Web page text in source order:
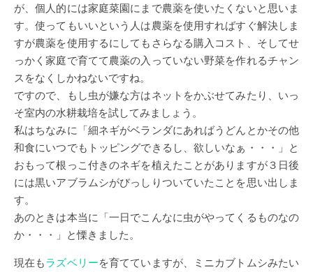
が、個人的には家庭菜園にまで農薬を使いたくないと思いま
す。使ってもいいという人は農薬を使用すればすぐ解決しま
すが農薬を使用するにしてもさらなる購入コスト、そしてせ
っかく家庭で育てて農薬の入っていない野菜を作れるチャン
スをなくしかねないですね。
ですので、もし虫が嫌な方はネットをかぶせてみたり、いっ
そ室内の水耕栽培を試してみましょう。
私はちなみに「細ネギがベランダにあればうどんとかその他
和食にいつでもトッピングできるし、欲しいなぁ・・・」と
おもって根っこ付きのネギを植えたことがありますが３日後
には黒いアブラムシがびっしりついていたことを思い出しま
す。
あのときは本当に「一日でこんなに虫がやってくるものなの
か・・・」と慄きました。
現在もラズベリーを育てていますが、ミニカブトムシみたい